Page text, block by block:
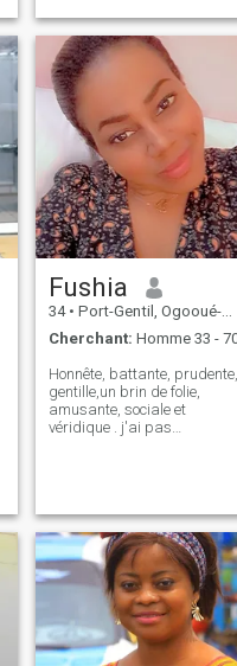
Fushia
34 • Port-Gentil, Ogooué-Maritime, Gabon
Cherchant: Homme 33 -
Honnête, battante, prudente,
gentille,un brin de folie,
amusante, sociale et
véridique . j'ai pas
en bleu 😎